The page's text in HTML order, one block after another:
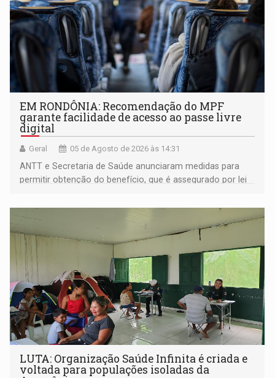
EM RONDÔNIA: Recomendação do MPF
garante facilidade de acesso ao passe livre
digital
Geral 05 de Agosto de 2026 às 14:31
ANTT e Secretaria de Saúde anunciaram medidas para
permitir obtenção do benefício, que é assegurado por lei
LUTA: Organização Saúde Infinita é criada e
voltada para populações isoladas da